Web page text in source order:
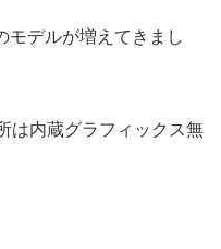
モデルが増えてきまし
は内蔵グラフィックス無